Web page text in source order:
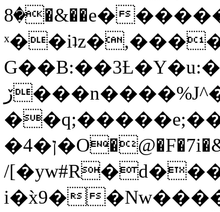
�8�&��e�������:�\���{��9�����g��f�r?
ڒ���n����%J^�}
/
i�x̀9�